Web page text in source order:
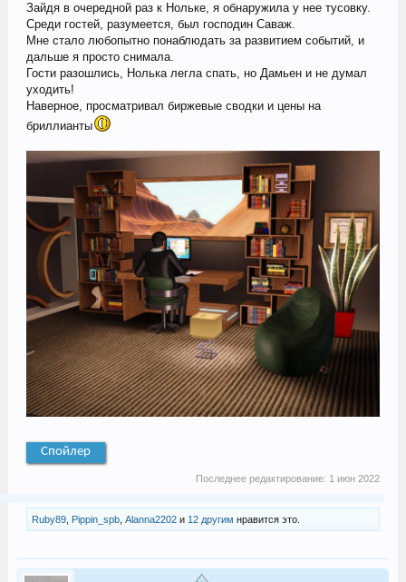
Зайдя в очередной раз к Нольке, я обнаружила у нее тусовку.
Среди гостей, разумеется, был господин Саваж.
Мне стало любопытно понаблюдать за развитием событий, и
дальше я просто снимала.
Гости разошлись, Нолька легла спать, но Дамьен и не думал
уходить!
Наверное, просматривал биржевые сводки и цены на
бриллианты
Спойлер
Последнее редактирование: 1 июн 2022
Ruby89, Pippin_spb, Alanna2202и 12 другим нравится это.